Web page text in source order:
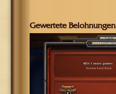
Gewertete Belohnungen